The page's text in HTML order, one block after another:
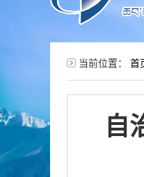
当前位置： 首
自